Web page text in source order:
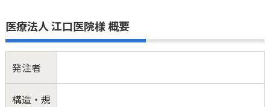
医療法人 江口医院様 概要
発注者
構造・規